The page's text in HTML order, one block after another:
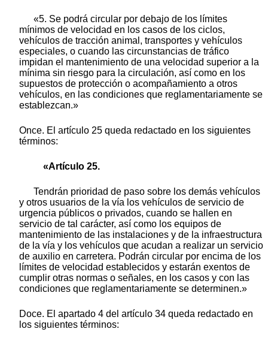
«5. Se podrá circular por debajo de los límites
mínimos de velocidad en los casos de los ciclos,
vehículos de tracción animal, transportes y vehículos
especiales, o cuando las circunstancias de tráfico
impidan el mantenimiento de una velocidad superior a la
mínima sin riesgo para la circulación, así como en los
supuestos de protección o acompañamiento a otros
vehículos, en las condiciones que reglamentariamente se
establezcan.»
Once. El artículo 25 queda redactado en los siguientes
términos:
«Artículo 25.
Tendrán prioridad de paso sobre los demás vehículos
y otros usuarios de la vía los vehículos de servicio de
urgencia públicos o privados, cuando se hallen en
servicio de tal carácter, así como los equipos de
mantenimiento de las instalaciones y de la infraestructura
de la vía y los vehículos que acudan a realizar un servicio
de auxilio en carretera. Podrán circular por encima de los
límites de velocidad establecidos y estarán exentos de
cumplir otras normas o señales, en los casos y con las
condiciones que reglamentariamente se determinen.»
Doce. El apartado 4 del artículo 34 queda redactado en
los siguientes términos: